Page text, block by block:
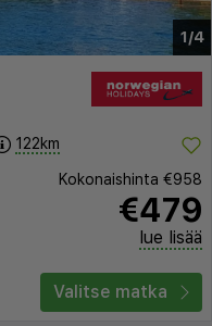
1/4
122km
Kokonaishinta €958
€479
lue lisää
Valitse matka